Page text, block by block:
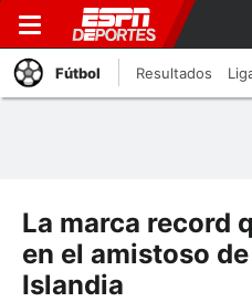
Fútbol Resultados
La marca record
en el amistoso
Islandia